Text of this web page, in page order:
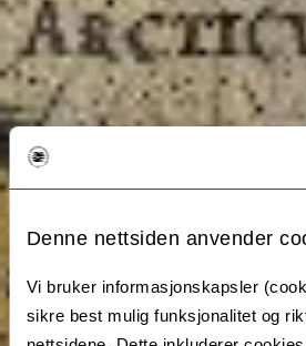
Denne nettsiden anvender
Vi bruker informasjonskapsler
sikre best mulig funksjonalitet og